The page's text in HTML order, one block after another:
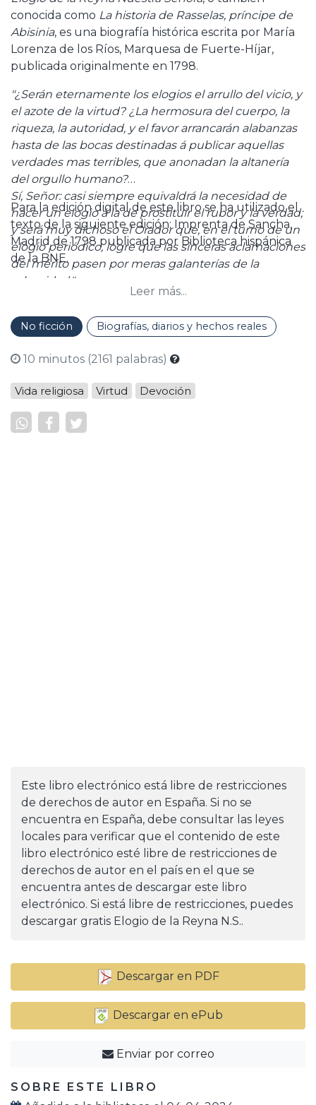
conocida como La historia de Rasselas, príncipe de
Abisinia, es una biografía histórica escrita por María
Lorenza de los Ríos, Marquesa de Fuerte-Híjar,
publicada originalmente en 1798.
"¿Serán eternamente los elogios el arrullo del vicio, y
el azote de la virtud? ¿La hermosura del cuerpo, la
riqueza, la autoridad, y el favor arrancarán alabanzas
hasta de las bocas destinadas á publicar aquellas
verdades mas terribles, que anonadan la altanería
del orgullo humano?
Sí, Señor: casi siempre equivaldrá la necesidad de
hacer un elogio á la de prostituir el rubor y la verdad;
y será muy dichoso el Orador que, en el turno de un
elogio periódico, logre que las sinceras aclamaciones
del mérito pasen por meras galanterías de la
urbanidad."
Para la edición digital de este libro se ha utilizado el
texto de la siguiente edición: Imprenta de Sancha,
Madrid de 1798 publicada por Biblioteca hispánica
de la BNE.
Leer más...
No ficción Biografías, diarios y hechos reales
10 minutos (2161 palabras)
Vida religiosa Virtud Devoción
Este libro electrónico está libre de restricciones
de derechos de autor en España. Si no se
encuentra en España, debe consultar las leyes
locales para verificar que el contenido de este
libro electrónico esté libre de restricciones de
derechos de autor en el país en el que se
encuentra antes de descargar este libro
electrónico. Si está libre de restricciones, puedes
descargar gratis Elogio de la Reyna N.S..
Descargar en PDF
Descargar en ePub
Enviar por correo
SOBRE ESTE LIBRO